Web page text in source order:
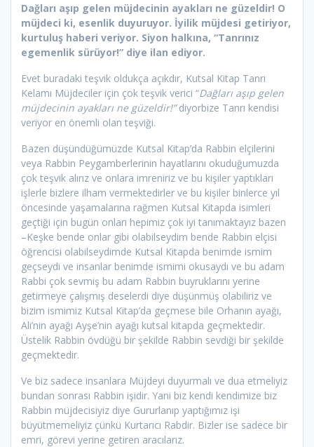
Dağları aşıp gelen müjdecinin ayakları ne güzeldir! O
müjdeci ki, esenlik duyuruyor. İyilik müjdesi getiriyor,
kurtuluş haberi veriyor. Siyon halkına, “Tanrınız
egemenlik sürüyor!” diye ilan ediyor.
Evet buradaki teşvik oldukça açıkdır, Kutsal Kitap Tanrı
Kelamı Müjdeciler için çok teşvik verici “Dağları aşıp gelen
müjdecinin ayakları ne güzeldir!”diyorbize Tanrı kendisi
veriyor en önemli olan teşviği.
Bazen düşündüğümüzde Kutsal Kitap’da Rabbin elçilerini
veya Rabbin Peygamberlerinin hayatlarını okuduğumuzda
çok teşvik alırız ve onlara imreniriz ve bu kişiler yaptıkları
işlerle bizlere ilham vermektedirler ve bu kişiler binlerce yıl
öncesinde yaşamalarına rağmen Kutsal Kitapda isimleri
geçtiği için bugün onları hepimiz çok iyi tanımaktayız bazen
–Keşke bende onlar gibi olabilseydim bende Rabbin elçisi
öğrencisi olabilseydimde Kutsal Kitapda benimde ismim
geçseydi ve insanlar benimde ismimi okusaydı ve bu adam
Rabbi çok sevmiş bu adam Rabbin buyruklarını yerine
getirmeye çalışmış deselerdi diye düşünmüş olabiliriz ve
bizim ismimiz Kutsal Kitap’da geçmese bile Orhanın ayağı,
Ali’nin ayağı Ayşe’nin ayağı kutsal kitapda geçmektedir.
Üstelik Rabbin övdüğü bir şekilde Rabbin sevdiği bir şekilde
geçmektedir.
Ve biz sadece insanlara Müjdeyi duyurmalı ve dua etmeliyiz
bundan sonrası Rabbin işidir. Yani biz kendi kendimize biz
Rabbin müjdecisiyiz diye Gururlanıp yaptığımız işi
büyütmemeliyiz çünkü Kurtarıcı Rabdir. Bizler ise sadece bir
emri, görevi yerine getiren aracılarız.